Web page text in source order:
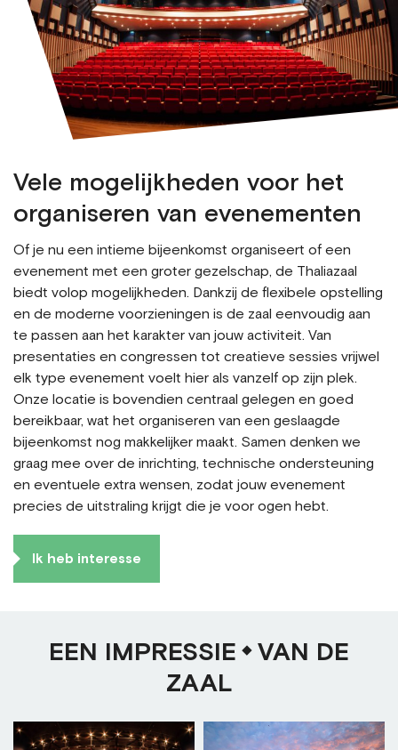
Vele mogelijkheden voor het
organiseren van evenementen
Of je nu een intieme bijeenkomst organiseert of een
evenement met een groter gezelschap, de Thaliazaal
biedt volop mogelijkheden. Dankzij de flexibele opstelling
en de moderne voorzieningen is de zaal eenvoudig aan
te passen aan het karakter van jouw activiteit. Van
presentaties en congressen tot creatieve sessies vrijwel
elk type evenement voelt hier als vanzelf op zijn plek.
Onze locatie is bovendien centraal gelegen en goed
bereikbaar, wat het organiseren van een geslaagde
bijeenkomst nog makkelijker maakt. Samen denken we
graag mee over de inrichting, technische ondersteuning
en eventuele extra wensen, zodat jouw evenement
precies de uitstraling krijgt die je voor ogen hebt.
Ik heb interesse
EEN IMPRESSIE VAN DE
ZAAL